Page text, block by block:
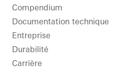
Compendium
Documentation technique
Entreprise
Durabilité
Carrière